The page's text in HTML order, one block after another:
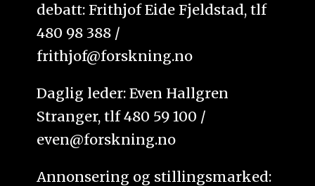
debatt: Frithjof Eide Fjeldstad, tlf
480 98 388 /
frithjof@forskning.no
Daglig leder: Even Hallgren
Stranger, tlf 480 59 100 /
even@forskning.no
Annonsering og stillingsmarked: